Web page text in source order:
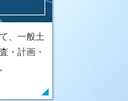
、一般土
・計画・